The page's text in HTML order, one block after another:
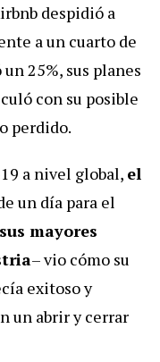
despidió a
a un cuarto de
25%, sus planes
con su posible
perdido.
a nivel global, el
un día para el
mayores
– vio cómo su
exitoso y
un abrir y cerrar